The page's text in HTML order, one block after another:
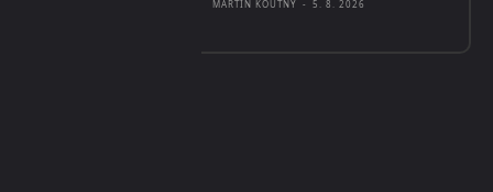
MARTIN KOUTNÝ - 5. 8. 2026